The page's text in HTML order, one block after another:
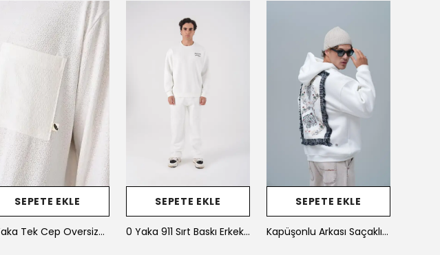
SEPETE EKLE
0 Yaka Tek Cep Oversize Erkek Sweatshırt
SEPETE EKLE
0 Yaka 911 Sırt Baskı Erkek Oversize Sweatshirt
SEPETE EKLE
Kapüşonlu Arkası Saçaklı Baskılı Erkek Oversize Sweatshirt